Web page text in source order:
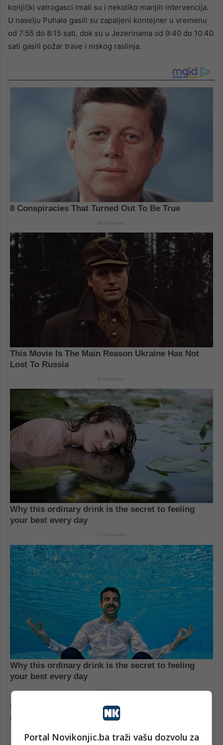
konjički vatrogasci imali su i nekoliko manjih intervencija.
U naselju Puhale gasili su zapaljeni kontejner u vremenu
od 7:55 do 8:15 sati, dok su u Jezerinama od 9:40 do 10:40
sati gasili požar trave i niskog raslinja.
Portal Novikonjic.ba traži vašu dozvolu za